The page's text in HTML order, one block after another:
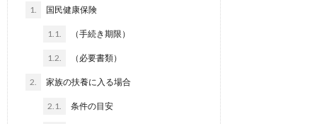
1. 国民健康保険
1.1. （手続き期限）
1.2. （必要書類）
2. 家族の扶養に入る場合
2.1. 条件の目安